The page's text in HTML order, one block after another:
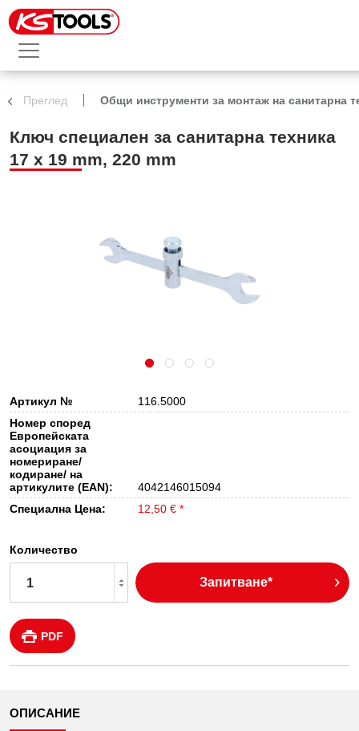
Преглед Общи инструменти за монтаж на санитарна
Ключ специален за санитарна техника
17 x 19 mm, 220 mm
Артикул №
116.5000
Номер според
Европейската
асоциация за
номериране/
кодиране/ на
артикулите (EAN):
4042146015094
Специална Цена:
12,50 € *
Количество
Запитване*
PDF
ОПИСАНИЕ